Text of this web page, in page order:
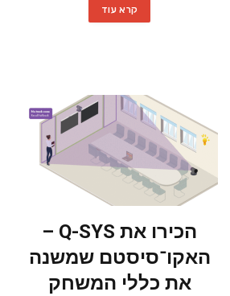
קרא עוד
הכירו את Q-SYS –
האקו־סיסטם שמשנה
את כללי המשחק